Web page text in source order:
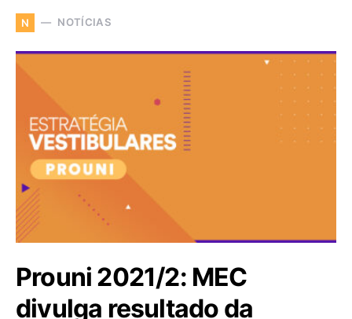
N NOTÍCIAS
Prouni 2021/2: MEC
divulga resultado da